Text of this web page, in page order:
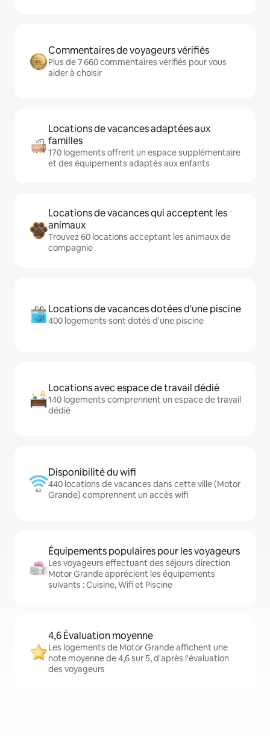
Commentaires de voyageurs vérifiés
Plus de 7 660 commentaires vérifiés pour vous
aider à choisir
Locations de vacances adaptées aux
familles
170 logements offrent un espace supplémentaire
et des équipements adaptés aux enfants
Locations de vacances qui acceptent les
animaux
Trouvez 60 locations acceptant les animaux de
compagnie
Locations de vacances dotées d'une piscine
400 logements sont dotés d'une piscine
Locations avec espace de travail dédié
140 logements comprennent un espace de travail
dédié
Disponibilité du wifi
440 locations de vacances dans cette ville (Motor
Grande) comprennent un accès wifi
Équipements populaires pour les voyageurs
Les voyageurs effectuant des séjours direction
Motor Grande apprécient les équipements
suivants : Cuisine, Wifi et Piscine
4,6 Évaluation moyenne
Les logements de Motor Grande affichent une
note moyenne de 4,6 sur 5, d'après l'évaluation
des voyageurs